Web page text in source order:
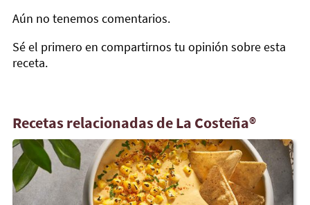
Aún no tenemos comentarios.
Sé el primero en compartirnos tu opinión sobre esta
receta.
Recetas relacionadas de La Costeña®